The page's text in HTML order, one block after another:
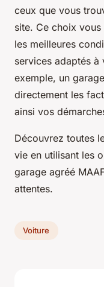
ceux que vous
site. Ce choix
les meilleures
services adaptés à
exemple, un
directement les
ainsi vos
Découvrez toutes
vie en utilisant les
garage agréé
attentes.
Voiture